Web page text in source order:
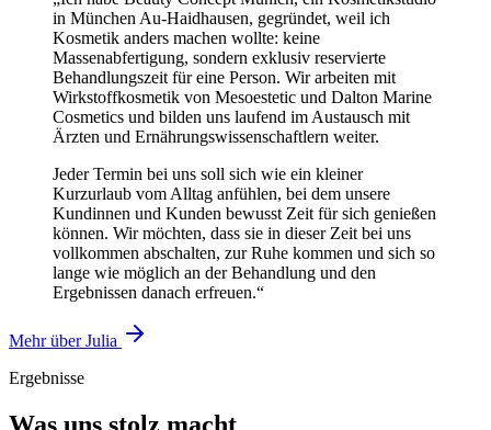
in München Au-Haidhausen, gegründet, weil ich
Kosmetik anders machen wollte: keine
Massenabfertigung, sondern exklusiv reservierte
Behandlungszeit für eine Person. Wir arbeiten mit
Wirkstoffkosmetik von Mesoestetic und Dalton Marine
Cosmetics und bilden uns laufend im Austausch mit
Ärzten und Ernährungswissenschaftlern weiter.
Jeder Termin bei uns soll sich wie ein kleiner
Kurzurlaub vom Alltag anfühlen, bei dem unsere
Kundinnen und Kunden bewusst Zeit für sich genießen
können. Wir möchten, dass sie in dieser Zeit bei uns
vollkommen abschalten, zur Ruhe kommen und sich so
lange wie möglich an der Behandlung und den
Ergebnissen danach erfreuen.“
Mehr über Julia
Ergebnisse
Was uns stolz macht